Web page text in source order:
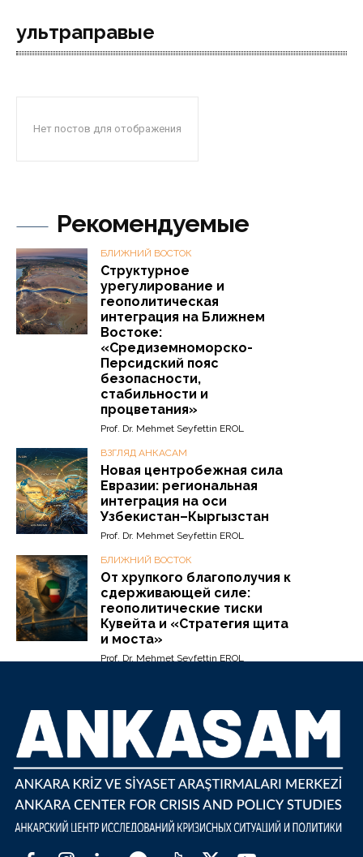
ультраправые
Нет постов для отображения
Рекомендуемые
БЛИЖНИЙ ВОСТОК
Структурное
урегулирование и
геополитическая
интеграция на Ближнем
Востоке:
«Средиземноморско-
Персидский пояс
безопасности,
стабильности и
процветания»
Prof. Dr. Mehmet Seyfettin EROL
ВЗГЛЯД АНКАСАМ
Новая центробежная сила
Евразии: региональная
интеграция на оси
Узбекистан–Кыргызстан
Prof. Dr. Mehmet Seyfettin EROL
БЛИЖНИЙ ВОСТОК
От хрупкого благополучия к
сдерживающей силе:
геополитические тиски
Кувейта и «Стратегия щита
и моста»
Prof. Dr. Mehmet Seyfettin EROL